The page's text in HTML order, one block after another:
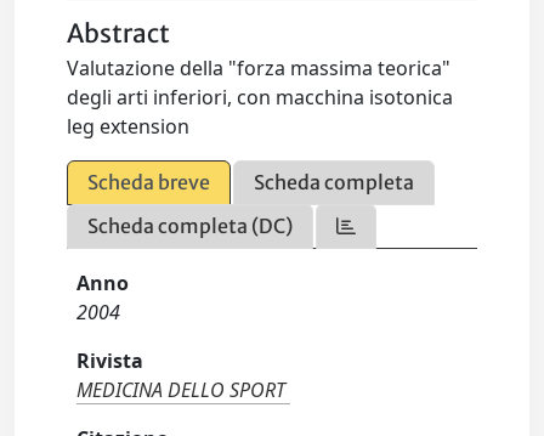
Abstract
Valutazione della "forza massima teorica"
degli arti inferiori, con macchina isotonica
leg extension
Scheda breve
Scheda completa
Scheda completa (DC)
Anno
2004
Rivista
MEDICINA DELLO SPORT